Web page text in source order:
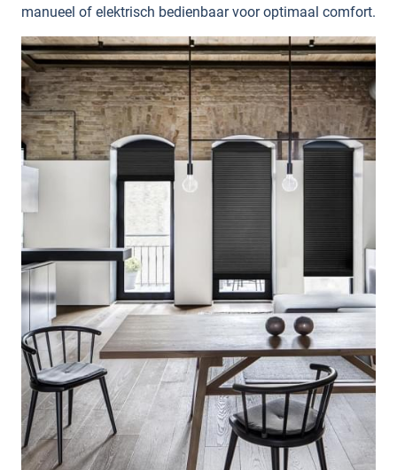
manueel of elektrisch bedienbaar voor optimaal comfort.